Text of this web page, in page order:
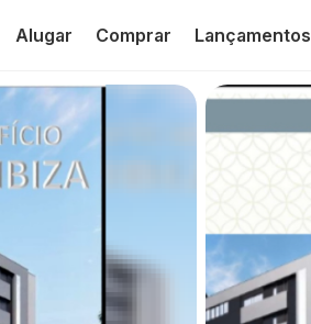
Alugar Comprar Lançamentos